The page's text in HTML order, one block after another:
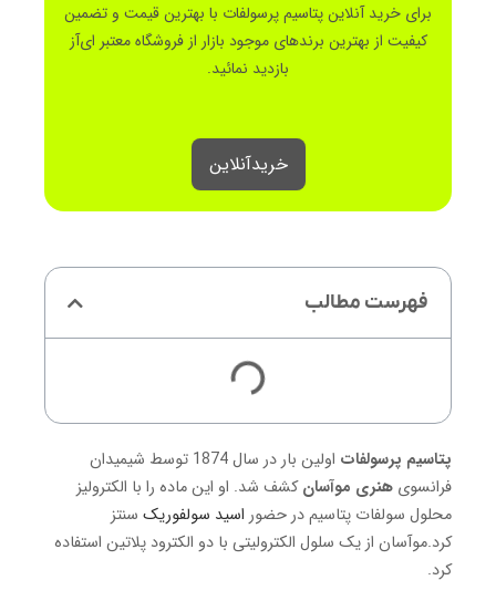
برای خرید آنلاین پتاسیم پرسولفات با بهترین قیمت و تضمین
کیفیت از بهترین برندهای موجود بازار از فروشگاه معتبر ای‌آز
بازدید نمائید.
خرید‌آنلاین
فهرست مطالب
پتاسیم پرسولفات
اولین بار در سال 1874 توسط شیمیدان
فرانسوی هنری موآسانکشف شد. او این ماده را با الکترولیز
محلول سولفات پتاسیم در حضور اسید سولفوریک سنتز
کرد.موآسان از یک سلول الکترولیتی با دو الکترود پلاتین استفاده
کرد.